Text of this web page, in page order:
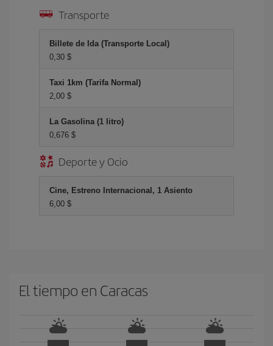
Transporte
Billete de Ida (Transporte Local)
0,30 $
Taxi 1km (Tarifa Normal)
2,00 $
La Gasolina (1 litro)
0,676 $
Deporte y Ocio
Cine, Estreno Internacional, 1 Asiento
6,00 $
El tiempo en Caracas